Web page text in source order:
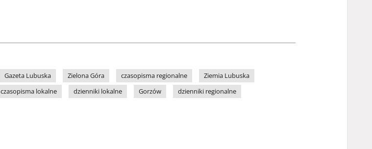
Gazeta Lubuska Zielona Góra czasopisma regionalne
Ziemia Lubuska
czasopisma lokalne dzienniki lokalne Gorzów
dzienniki regionalne